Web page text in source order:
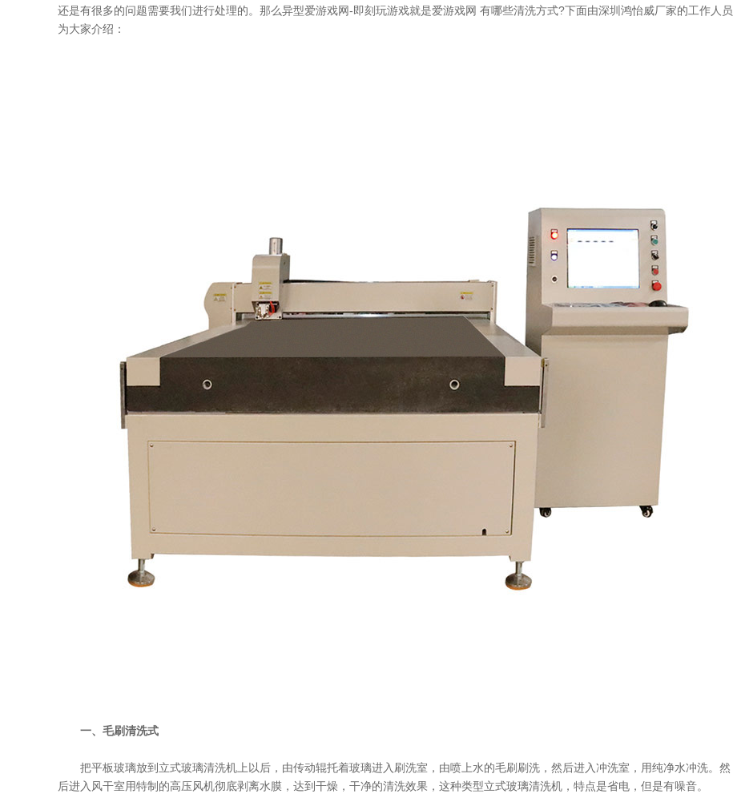
还是有很多的问题需要我们进行处理的。那么异型爱游戏网-即刻玩游戏就是爱游戏网 有哪些清洗方式?下面由深圳鸿怡威厂家的工作人员
为大家介绍：
一、毛刷清洗式
把平板玻璃放到立式玻璃清洗机上以后，由传动辊托着玻璃进入刷洗室，由喷上水的毛刷刷洗，然后进入冲洗室，用纯净水冲洗。然
后进入风干室用特制的高压风机彻底剥离水膜，达到干燥，干净的清洗效果，这种类型立式玻璃清洗机，特点是省电，但是有噪音。